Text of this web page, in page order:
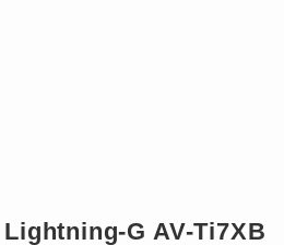
Lightning-G AV-Ti7XB